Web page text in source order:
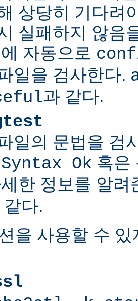
상당히 기다려
실패하지 않음
자동으로
일을 검사한다.
과 같다.
일의 문법을 검
Syntax Ok 혹은
한 정보를 알
같다.
을 사용할 수